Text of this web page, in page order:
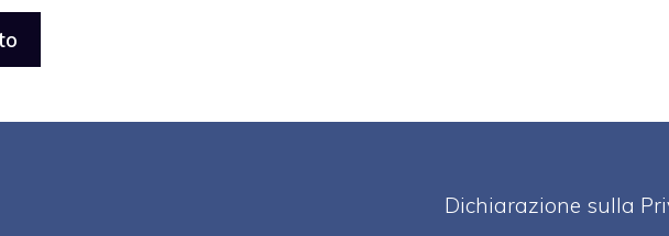
Dichiarazione sulla